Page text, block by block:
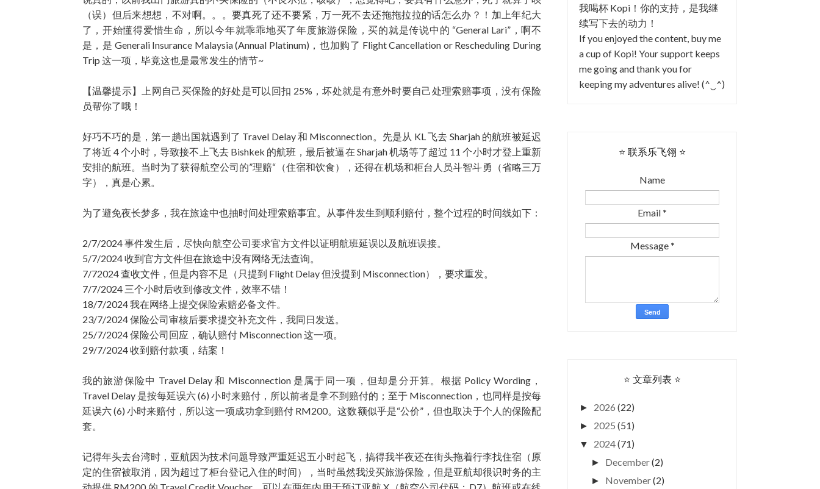
（误）但后来想想，不对啊。。。要真死了还不要紧，万一死不去还拖拖拉拉的话怎么办？！加上年纪大
了，开始懂得爱惜生命，所以今年就乖乖地买了年度旅游保险，买的就是传说中的 “General Lari”，啊不
是，是 Generali Insurance Malaysia (Annual Platinum)，也加购了 Flight Cancellation or Rescheduling During
Trip 这一项，毕竟这也是最常发生的情节~
【温馨提示】上网自己买保险的好处是可以回扣 25%，坏处就是有意外时要自己处理索赔事项，没有保险
员帮你了哦！
好巧不巧的是，第一趟出国就遇到了 Travel Delay 和 Misconnection。先是从 KL 飞去 Sharjah 的航班被延迟
了将近 4 个小时，导致接不上飞去 Bishkek 的航班，最后被逼在 Sharjah 机场等了超过 11 个小时才登上重新
安排的航班。当时为了获得航空公司的”理赔“（住宿和饮食），还得在机场和柜台人员斗智斗勇（省略三万
字），真是心累。
为了避免夜长梦多，我在旅途中也抽时间处理索赔事宜。从事件发生到顺利赔付，整个过程的时间线如下：
2/7/2024 事件发生后，尽快向航空公司要求官方文件以证明航班延误以及航班误接。
5/7/2024 收到官方文件但在旅途中没有网络无法查询。
7/72024 查收文件，但是内容不足（只提到 Flight Delay 但没提到 Misconnection），要求重发。
7/7/2024 三个小时后收到修改文件，效率不错！
18/7/2024 我在网络上提交保险索赔必备文件。
23/7/2024 保险公司审核后要求提交补充文件，我同日发送。
25/7/2024 保险公司回应，确认赔付 Misconnection 这一项。
29/7/2024 收到赔付款项，结案！
我的旅游保险中 Travel Delay 和 Misconnection 是属于同一项，但却是分开算。根据 Policy Wording，
Travel Delay 是按每延误六 (6) 小时来赔付，所以前者是拿不到赔付的；至于 Misconnection，也同样是按每
延误六 (6) 小时来赔付，所以这一项成功拿到赔付 RM200。这数额似乎是“公价”，但也取决于个人的保险配
套。
记得年头去台湾时，亚航因为技术问题导致严重延迟五小时起飞，搞得我半夜还在街头拖着行李找住宿（原
定的住宿被取消，因为超过了柜台登记入住的时间），当时虽然我没买旅游保险，但是亚航却很识时务的主
我喝杯 Kopi！你的支持，是我继
续写下去的动力！
If you enjoyed the content, buy me
a cup of Kopi! Your support keeps
me going and thank you for
keeping my adventures alive! (^‿^)
⭐ 联系乐飞翎 ⭐
Name
Email *
Message *
⭐ 文章列表 ⭐
► 2026 (22)
► 2025 (51)
▼ 2024(71)
► December(2)
► November(2)